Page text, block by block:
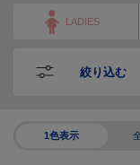
LADIES
絞り込む
1色表示